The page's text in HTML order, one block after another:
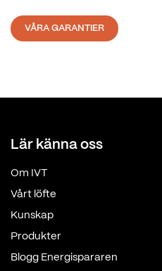
VÅRA GARANTIER
Lär känna oss
Om IVT
Vårt löfte
Kunskap
Produkter
Blogg Energispararen